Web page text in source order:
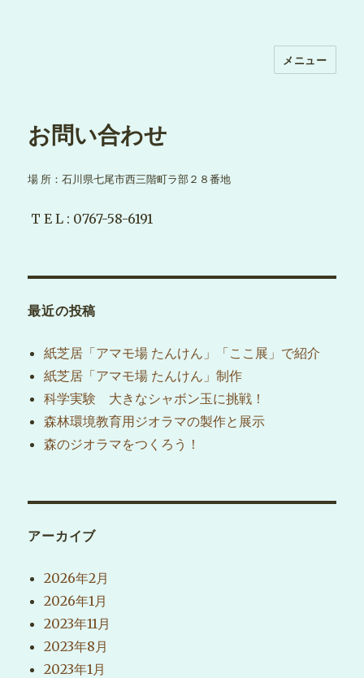
メニュー
お問い合わせ
場 所：石川県七尾市西三階町ラ部２８番地
T E L : 0767-58-6191
最近の投稿
紙芝居「アマモ場 たんけん」「ここ展」で紹介
紙芝居「アマモ場 たんけん」制作
科学実験 大きなシャボン玉に挑戦！
森林環境教育用ジオラマの製作と展示
森のジオラマをつくろう！
アーカイブ
2026年2月
2026年1月
2023年11月
2023年8月
2023年1月